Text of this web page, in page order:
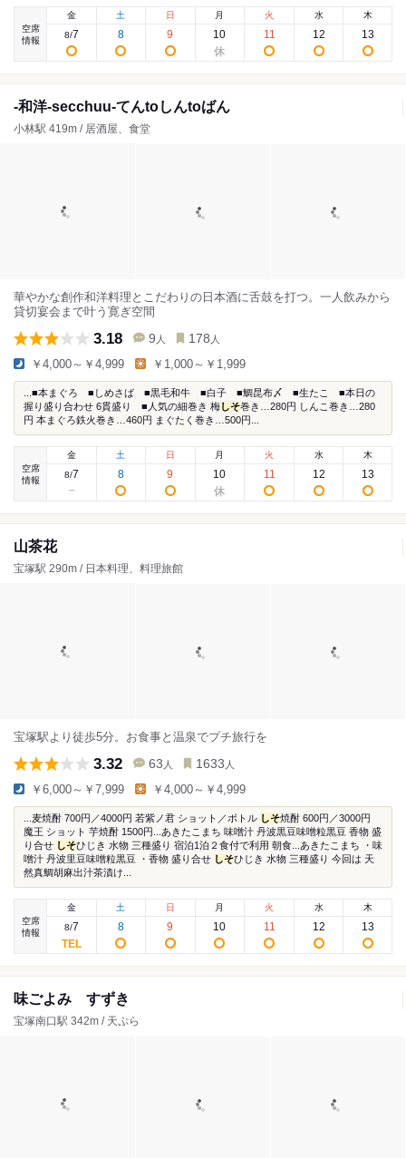
空席
情報
金
8/7
土
8
日
9
月
10
火
11
水
12
木
13
-和洋-secchuu-てんtoしんtoばん
小林駅 419m / 居酒屋、食堂
華やかな創作和洋料理とこだわりの日本酒に舌鼓を打つ。一人飲みから
貸切宴会まで叶う寛ぎ空間
3.18 9 人 178 人
￥4,000～￥4,999 ￥1,000～￥1,999
...■本まぐろ ■しめさば ■黒毛和牛 ■白子 ■鯛昆布〆 ■生たこ ■本日の
握り盛り合わせ 6貫盛り ■人気の細巻き 梅 しそ巻き…280円 しんこ巻き…280
円 本まぐろ鉄火巻き…460円 まぐたく巻き…500円...
空席
情報
金
8/7
土
8
日
9
月
10
火
11
水
12
木
13
山茶花
宝塚駅 290m / 日本料理、料理旅館
宝塚駅より徒歩5分。お食事と温泉でプチ旅行を
3.32 63 人 1633 人
￥6,000～￥7,999 ￥4,000～￥4,999
...麦焼酎 700円／4000円 若紫ノ君 ショット／ボトル しそ焼酎 600円／3000円
魔王 ショット 芋焼酎 1500円...あきたこまち 味噌汁 丹波黒豆味噌粒黒豆 香物 盛
り合せ しそひじき 水物 三種盛り 宿泊1泊２食付で利用 朝食...あきたこまち ・味
噌汁 丹波里豆味噌粒黒豆 ・香物 盛り合せ しそひじき 水物 三種盛り 今回は 天
然真鯛胡麻出汁茶漬け...
空席
情報
金
8/7
土
8
日
9
月
10
火
11
水
12
木
13
味ごよみ すずき
宝塚南口駅 342m / 天ぷら